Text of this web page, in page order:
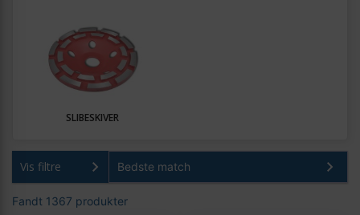
SLIBESKIVER
Vis filtre
Fandt 1367 produkter